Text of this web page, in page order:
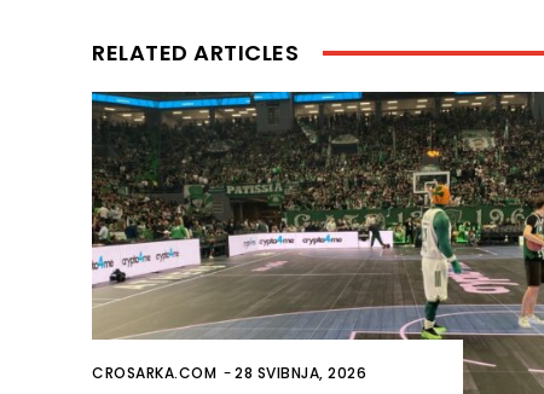
RELATED ARTICLES
CROSARKA.COM -28 SVIBNJA, 2026